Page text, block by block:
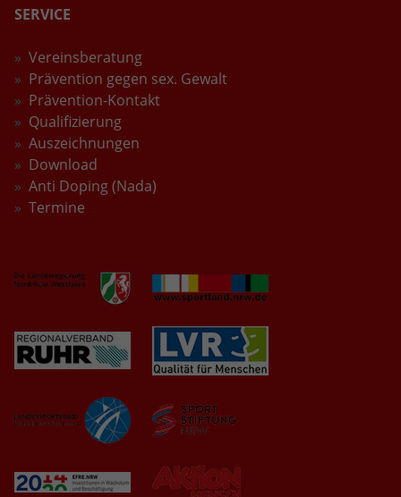
SERVICE
Vereinsberatung
Prävention gegen sex. Gewalt
Prävention-Kontakt
Qualifizierung
Auszeichnungen
Download
Anti Doping (Nada)
Termine